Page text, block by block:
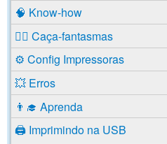
🧠 Know-how
🕵️‍♂️ Caça-fantasmas
⚙️ Config Impressoras
💥 Erros
👨‍🎓 Aprenda
🖨️ Imprimindo na USB